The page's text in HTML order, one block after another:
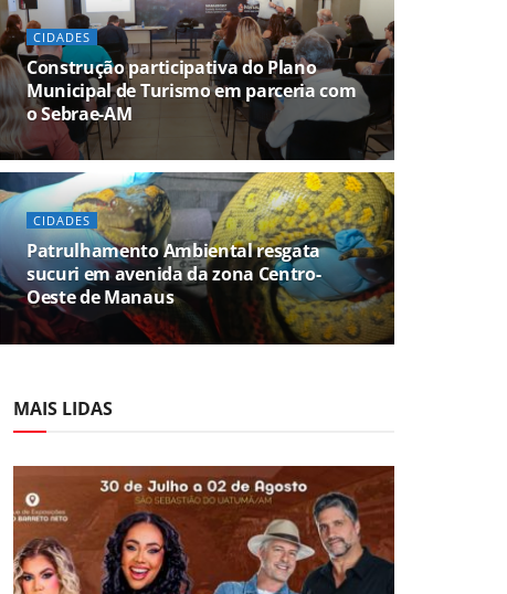
CIDADES
Construção participativa do Plano
Municipal de Turismo em parceria com
o Sebrae-AM
CIDADES
Patrulhamento Ambiental resgata
sucuri em avenida da zona Centro-
Oeste de Manaus
MAIS LIDAS